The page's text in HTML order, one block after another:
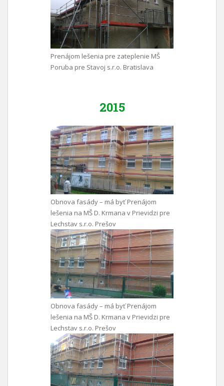
Prenájom lešenia pre zateplenie MŠ
Poruba pre Stavoj s.r.o. Bratislava
2015
Obnova fasády – má byť Prenájom
lešenia na MŠ D. Krmana v Prievidzi pre
Lechstav s.r.o. Prešov
Obnova fasády – má byť Prenájom
lešenia na MŠ D. Krmana v Prievidzi pre
Lechstav s.r.o. Prešov